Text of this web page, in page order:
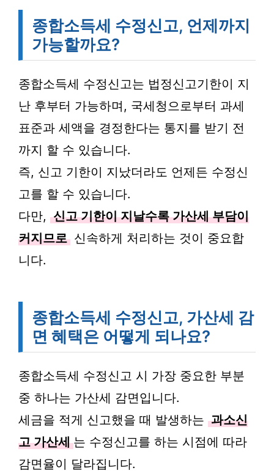
종합소득세 수정신고, 언제까지
가능할까요?
종합소득세 수정신고는 법정신고기한이 지
난 후부터 가능하며, 국세청으로부터 과세
표준과 세액을 경정한다는 통지를 받기 전
까지 할 수 있습니다.
즉, 신고 기한이 지났더라도 언제든 수정신
고를 할 수 있습니다.
다만, 신고 기한이 지날수록 가산세 부담이
커지므로 신속하게 처리하는 것이 중요합
니다.
종합소득세 수정신고, 가산세 감
면 혜택은 어떻게 되나요?
종합소득세 수정신고 시 가장 중요한 부분
중 하나는 가산세 감면입니다.
세금을 적게 신고했을 때 발생하는 과소신
고 가산세 는 수정신고를 하는 시점에 따라
감면율이 달라집니다.